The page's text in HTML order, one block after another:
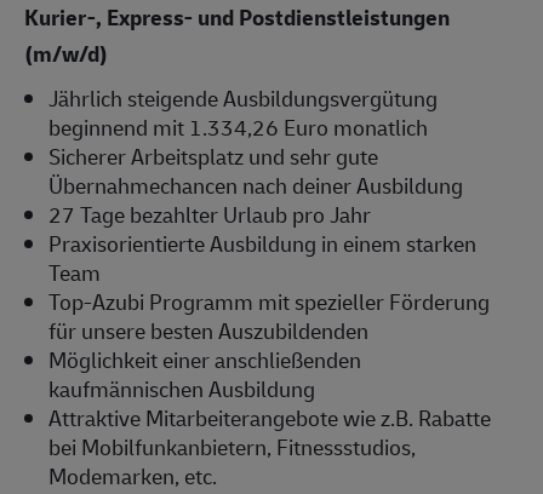
Kurier-, Express- und Postdienstleistungen
(m/w/d)
Jährlich steigende Ausbildungsvergütung
beginnend mit 1.334,26 Euro monatlich
Sicherer Arbeitsplatz und sehr gute
Übernahmechancen nach deiner Ausbildung
27 Tage bezahlter Urlaub pro Jahr
Praxisorientierte Ausbildung in einem starken
Team
Top-Azubi Programm mit spezieller Förderung
für unsere besten Auszubildenden
Möglichkeit einer anschließenden
kaufmännischen Ausbildung
Attraktive Mitarbeiterangebote wie z.B. Rabatte
bei Mobilfunkanbietern, Fitnessstudios,
Modemarken, etc.